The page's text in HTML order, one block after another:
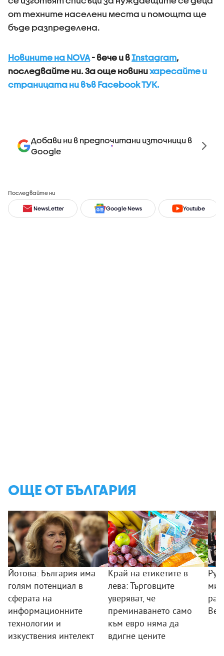
от техните населени места и помощта ще
бъде разпределена.
Новините на NOVA- вече и вInstagram,
последвайте ни.За още новинихаресайте и
страницата ни във Facebook ТУК.
Добави ни в предпочитани източници в
Google
Последвайте ни
NewsLetter Google News Youtube
ОЩЕ ОТ БЪЛГАРИЯ
Йотова: България има
голям потенциал в
сферата на
информационните
технологии и
изкуствения интелект
Край на етикетите в
лева: Търговците
уверяват, че
преминаването само
към евро няма да
вдигне цените